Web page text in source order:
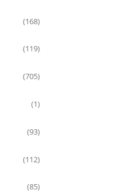
(168)
(119)
(705)
(1)
(93)
(112)
(85)